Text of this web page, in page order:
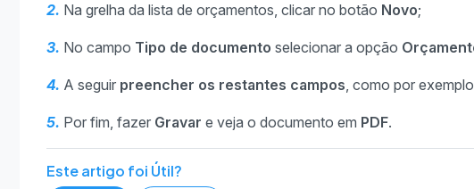
2. Na grelha da lista de orçamentos, clicar no botão Novo;
3. No campo Tipo de documento selecionar a opção
4. A seguir preencher os restantes campos, como por
5. Por fim, fazer Gravar e veja o documento em PDF.
Este artigo foi Útil?